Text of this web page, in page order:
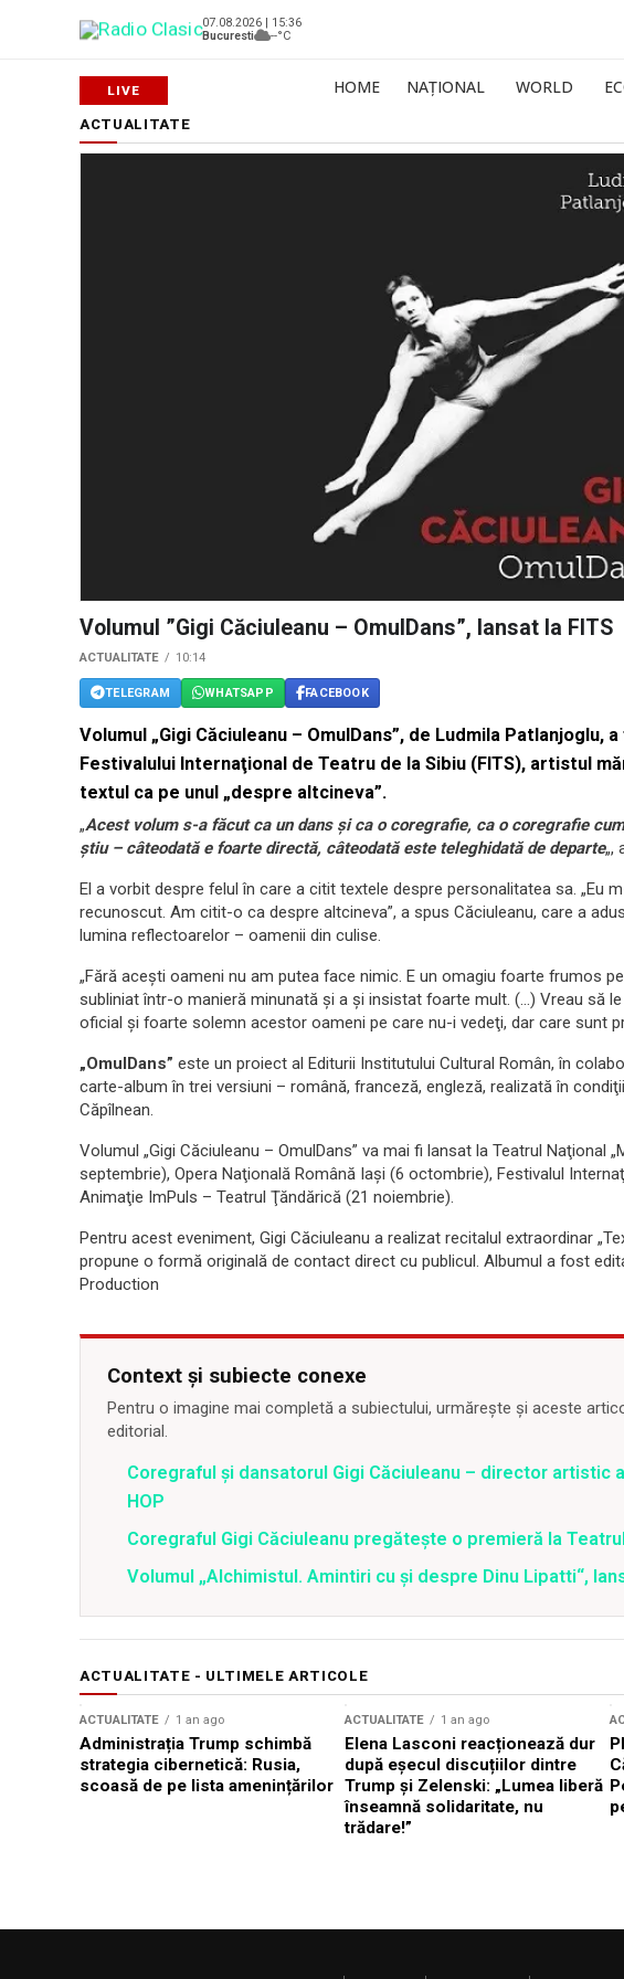
07.08.2026 | 15:36
Bucuresti
--°C
HOME NAȚIONAL WORLD
ACTUALITATE
Volumul ”Gigi Căciuleanu – OmulDans”, lansat la FITS
ACTUALITATE 10:14
TELEGRAM WHATSAPP FACEBOOK
Volumul „Gigi Căciuleanu – OmulDans”, de Ludmila Patlanjoglu,
Festivalului Internaţional de Teatru de la Sibiu (FITS), artistul
textul ca pe unul „despre altcineva”.
„Acest volum s-a făcut ca un dans şi ca o coregrafie, ca o coregrafie
ştiu – câteodată e foarte directă, câteodată este teleghidată de departe„,
El a vorbit despre felul în care a citit textele despre personalitatea sa. „Eu
recunoscut. Am citit-o ca despre altcineva”, a spus Căciuleanu, care a
lumina reflectoarelor – oamenii din culise.
„Fără aceşti oameni nu am putea face nimic. E un omagiu foarte frumos
subliniat într-o manieră minunată şi a şi insistat foarte mult. (…) Vreau să
oficial şi foarte solemn acestor oameni pe care nu-i vedeţi, dar care sunt
„OmulDans” este un proiect al Editurii Institutului Cultural Român, în
carte-album în trei versiuni – română, franceză, engleză, realizată în
Căpîlnean.
Volumul „Gigi Căciuleanu – OmulDans” va mai fi lansat la Teatrul Naţional
septembrie), Opera Naţională Română Iaşi (6 octombrie), Festivalul
Animaţie ImPuls – Teatrul Ţăndărică (21 noiembrie).
Pentru acest eveniment, Gigi Căciuleanu a realizat recitalul extraordinar
propune o formă originală de contact direct cu publicul. Albumul a fost
Production
Context și subiecte conexe
Pentru o imagine mai completă a subiectului, urmărește și aceste
editorial.
Coregraful şi dansatorul Gigi Căciuleanu – director artistic
HOP
Coregraful Gigi Căciuleanu pregăteşte o premieră la
Volumul „Alchimistul. Amintiri cu şi despre Dinu Lipatti“,
ACTUALITATE - ULTIMELE ARTICOLE
ACTUALITATE 1 an ago
Administrația Trump schimbă
strategia cibernetică: Rusia,
scoasă de pe lista amenințărilor
ACTUALITATE 1 an ago
Elena Lasconi reacționează dur
după eșecul discuțiilor dintre
Trump și Zelenski: „Lumea liberă
înseamnă solidaritate, nu
trădare!”